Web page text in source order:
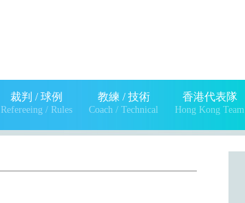
裁判 / 球例
Refereeing / Rules
教練 / 技術
Coach / Technical
香港代表隊
Hong Kong Team